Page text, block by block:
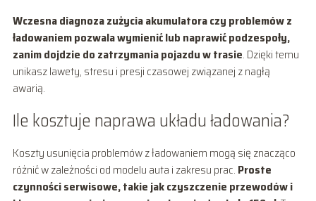
Wczesna diagnoza zużycia akumulatora czy problemów z
ładowaniem pozwala wymienić lub naprawić podzespoły,
zanim dojdzie do zatrzymania pojazdu w trasie. Dzięki temu
unikasz lawety, stresu i presji czasowej związanej z nagłą
awarią.
Ile kosztuje naprawa układu ładowania?
Koszty usunięcia problemów z ładowaniem mogą się znacząco
różnić w zależności od modelu auta i zakresu prac. Proste
czynności serwisowe, takie jak czyszczenie przewodów i